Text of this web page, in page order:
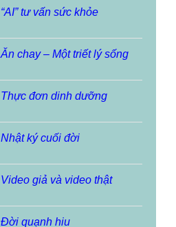
“AI” tư vấn sức khỏe
Ăn chay – Một triết lý sống
Thực đơn dinh dưỡng
Nhật ký cuối đời
Video giả và video thật
Đời quạnh hiu